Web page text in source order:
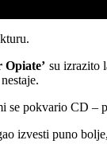
Opiate’ su izrazito
se pokvario CD –
izvesti puno